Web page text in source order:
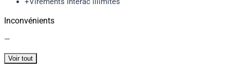
Inconvénients
—
Voir tout